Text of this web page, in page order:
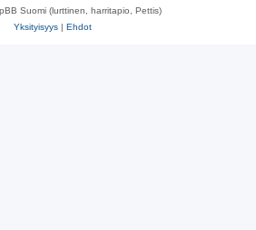
Suomi (lurttinen, harritapio, Pettis)
Yksityisyys | Ehdot